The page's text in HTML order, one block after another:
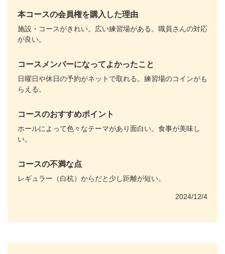
本コースの会員権を購入した理由
施設・コースがきれい。広い練習場がある。職員さんの対応
が良い。
コースメンバーになってよかったこと
日曜日や休日の予約がネットで取れる。練習場のコインがも
らえる。
コースのおすすめポイント
ホールによって色々なテーマがあり面白い。食事が美味し
い。
コースの不満な点
レギュラー（白杭）からだと少し距離が短い。
2024/12/4